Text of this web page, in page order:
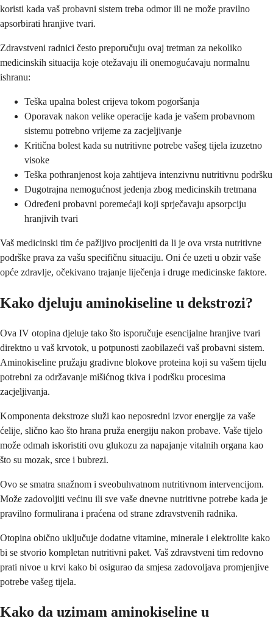
koristi kada vaš probavni sistem treba odmor ili ne može pravilno
apsorbirati hranjive tvari.
Zdravstveni radnici često preporučuju ovaj tretman za nekoliko
medicinskih situacija koje otežavaju ili onemogućavaju normalnu
ishranu:
Teška upalna bolest crijeva tokom pogoršanja
Oporavak nakon velike operacije kada je vašem probavnom
sistemu potrebno vrijeme za zacjeljivanje
Kritična bolest kada su nutritivne potrebe vašeg tijela izuzetno
visoke
Teška pothranjenost koja zahtijeva intenzivnu nutritivnu podršku
Dugotrajna nemogućnost jedenja zbog medicinskih tretmana
Određeni probavni poremećaji koji sprječavaju apsorpciju
hranjivih tvari
Vaš medicinski tim će pažljivo procijeniti da li je ova vrsta nutritivne
podrške prava za vašu specifičnu situaciju. Oni će uzeti u obzir vaše
opće zdravlje, očekivano trajanje liječenja i druge medicinske faktore.
Kako djeluju aminokiseline u dekstrozi?
Ova IV otopina djeluje tako što isporučuje esencijalne hranjive tvari
direktno u vaš krvotok, u potpunosti zaobilazeći vaš probavni sistem.
Aminokiseline pružaju gradivne blokove proteina koji su vašem tijelu
potrebni za održavanje mišićnog tkiva i podršku procesima
zacjeljivanja.
Komponenta dekstroze služi kao neposredni izvor energije za vaše
ćelije, slično kao što hrana pruža energiju nakon probave. Vaše tijelo
može odmah iskoristiti ovu glukozu za napajanje vitalnih organa kao
što su mozak, srce i bubrezi.
Ovo se smatra snažnom i sveobuhvatnom nutritivnom intervencijom.
Može zadovoljiti većinu ili sve vaše dnevne nutritivne potrebe kada je
pravilno formulirana i praćena od strane zdravstvenih radnika.
Otopina obično uključuje dodatne vitamine, minerale i elektrolite kako
bi se stvorio kompletan nutritivni paket. Vaš zdravstveni tim redovno
prati nivoe u krvi kako bi osigurao da smjesa zadovoljava promjenjive
potrebe vašeg tijela.
Kako da uzimam aminokiseline u